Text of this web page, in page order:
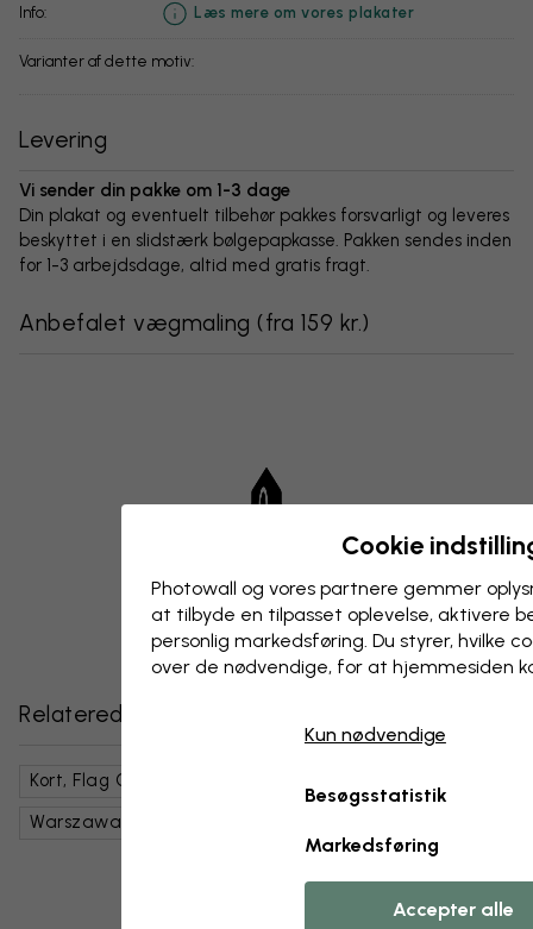
info: Læs mere om vores plakater
Varianter af dette motiv:
Levering
Vi sender din pakke om 1-3 dage
Din plakat og eventuelt tilbehør pakkes forsvarligt og leveres
beskyttet i en slidstærk bølgepapkasse. Pakken sendes inden
for 1-3 arbejdsdage, altid med gratis fragt.
Anbefalet vægmaling (fra 159 kr.)
Relaterede kategorier
Kort, Flag Og Steder
Warszawa
Cookie
Photowall og vores partnere gemmer
at tilbyde en tilpasset oplevelse, aktivere
personlig markedsføring. Du styrer, hvilke
over de nødvendige, for at hjemmesiden
Kun nødvendige
Besøgsstatistik
Markedsføring
Accepter alle